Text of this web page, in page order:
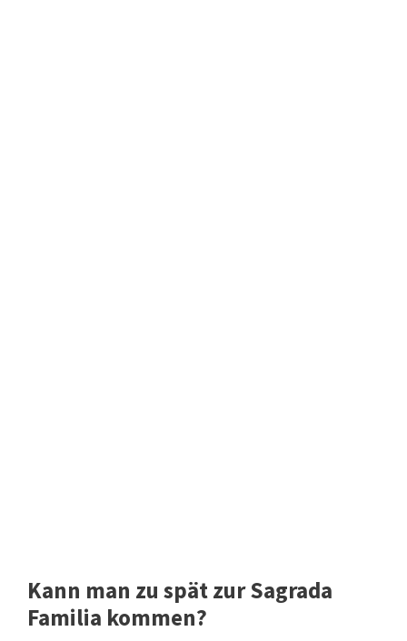
Kann man zu spät zur Sagrada
Familia kommen?